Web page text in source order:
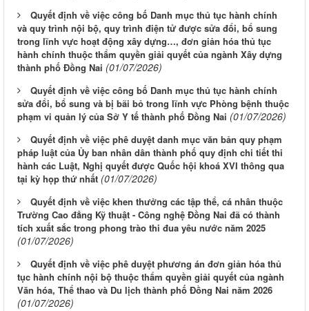
Quyết định về việc công bố Danh mục thủ tục hành chính
và quy trình nội bộ, quy trình điện tử được sửa đổi, bổ sung
trong lĩnh vực hoạt động xây dựng…, đơn giản hóa thủ tục
hành chính thuộc thẩm quyền giải quyết của ngành Xây dựng
thành phố Đồng Nai (01/07/2026)
Quyết định về việc công bố Danh mục thủ tục hành chính
sửa đổi, bổ sung và bị bãi bỏ trong lĩnh vực Phòng bệnh thuộc
phạm vi quản lý của Sở Y tế thành phố Đồng Nai (01/07/2026)
Quyết định về việc phê duyệt danh mục văn bản quy phạm
pháp luật của Ủy ban nhân dân thành phố quy định chi tiết thi
hành các Luật, Nghị quyết được Quốc hội khoá XVI thông qua
tại kỳ họp thứ nhất (01/07/2026)
Quyết định về việc khen thưởng các tập thể, cá nhân thuộc
Trường Cao đẳng Kỹ thuật - Công nghệ Đồng Nai đã có thành
tích xuất sắc trong phong trào thi đua yêu nước năm 2025
(01/07/2026)
Quyết định về việc phê duyệt phương án đơn giản hóa thủ
tục hành chính nội bộ thuộc thẩm quyền giải quyết của ngành
Văn hóa, Thể thao và Du lịch thành phố Đồng Nai năm 2026
(01/07/2026)